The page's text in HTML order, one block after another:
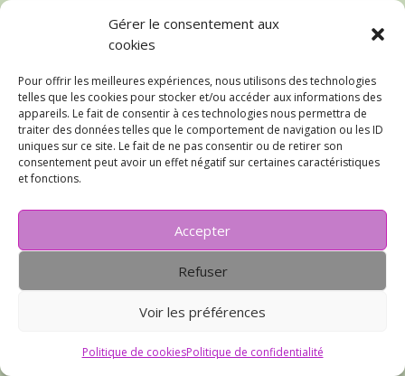
Gérer le consentement aux
cookies
Pour offrir les meilleures expériences, nous utilisons des technologies
telles que les cookies pour stocker et/ou accéder aux informations des
appareils. Le fait de consentir à ces technologies nous permettra de
traiter des données telles que le comportement de navigation ou les ID
uniques sur ce site. Le fait de ne pas consentir ou de retirer son
consentement peut avoir un effet négatif sur certaines caractéristiques
et fonctions.
Accepter
Refuser
Voir les préférences
Politique de cookiesPolitique de confidentialité
Merci pour mes jupettes!!!
cyqlaf sur 30 septembre 2020 à 7 h 41
min
monde un de ces 4 !
faire la journée je pense !!!! Alors merci !